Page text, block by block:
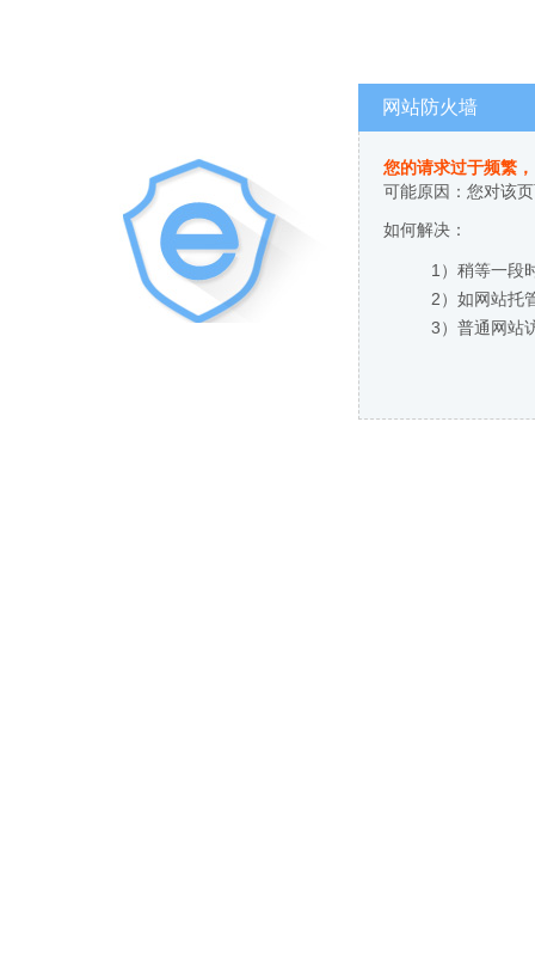
网站防火墙
您的请求过于频繁
可能原因：您对该
如何解决：
1）稍等一段
2）如网站托
3）普通网站